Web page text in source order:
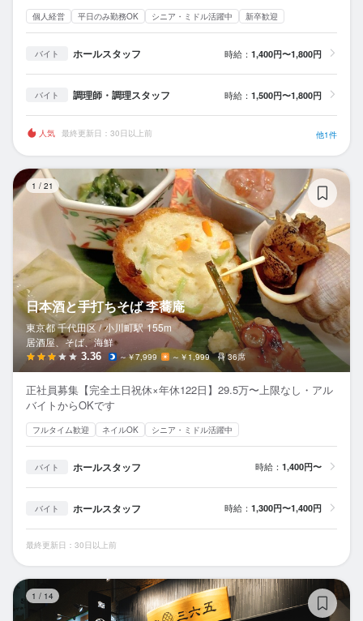
個人経営 平日のみ勤務OK シニア・ミドル活躍中 新卒歓迎
バイト ホールスタッフ 時給： 1,400円〜1,800円
バイト 調理師・調理スタッフ 時給： 1,500円〜1,800円
人気 最終更新日：30日以上前 他1件
1 / 21
日本酒と手打ちそば 李蕎庵
東京都 千代田区 / 小川町駅 155m
居酒屋、そば、海鮮
3.36 ～￥7,999 ～￥1,999 36席
正社員募集【完全土日祝休×年休122日】29.5万〜上限なし・アル
バイトからOKです
フルタイム歓迎 ネイルOK シニア・ミドル活躍中
バイト ホールスタッフ 時給： 1,400円〜
バイト ホールスタッフ 時給： 1,300円〜1,400円
最終更新日：30日以上前
1 / 14